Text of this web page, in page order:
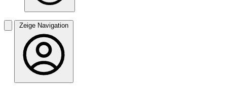
Zeige Navigation